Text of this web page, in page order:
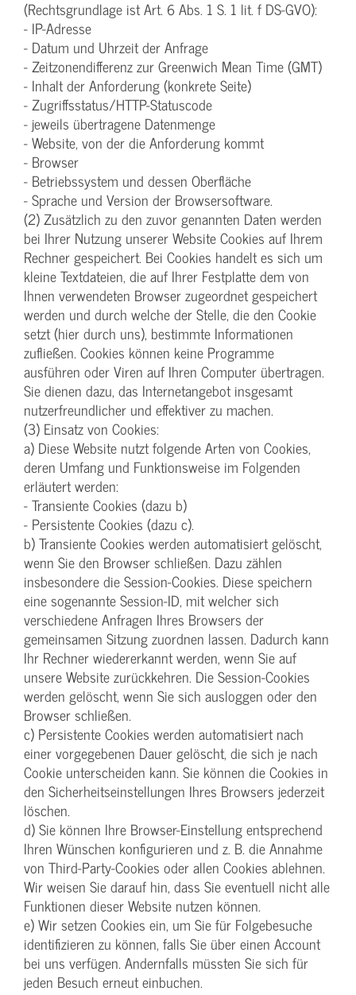
(Rechtsgrundlage ist Art. 6 Abs. 1 S. 1 lit. f DS-GVO):
- IP-Adresse
- Datum und Uhrzeit der Anfrage
- Zeitzonendifferenz zur Greenwich Mean Time (GMT)
- Inhalt der Anforderung (konkrete Seite)
- Zugriffsstatus/HTTP-Statuscode
- jeweils übertragene Datenmenge
- Website, von der die Anforderung kommt
- Browser
- Betriebssystem und dessen Oberfläche
- Sprache und Version der Browsersoftware.
(2) Zusätzlich zu den zuvor genannten Daten werden
bei Ihrer Nutzung unserer Website Cookies auf Ihrem
Rechner gespeichert. Bei Cookies handelt es sich um
kleine Textdateien, die auf Ihrer Festplatte dem von
Ihnen verwendeten Browser zugeordnet gespeichert
werden und durch welche der Stelle, die den Cookie
setzt (hier durch uns), bestimmte Informationen
zufließen. Cookies können keine Programme
ausführen oder Viren auf Ihren Computer übertragen.
Sie dienen dazu, das Internetangebot insgesamt
nutzerfreundlicher und effektiver zu machen.
(3) Einsatz von Cookies:
a) Diese Website nutzt folgende Arten von Cookies,
deren Umfang und Funktionsweise im Folgenden
erläutert werden:
- Transiente Cookies (dazu b)
- Persistente Cookies (dazu c).
b) Transiente Cookies werden automatisiert gelöscht,
wenn Sie den Browser schließen. Dazu zählen
insbesondere die Session-Cookies. Diese speichern
eine sogenannte Session-ID, mit welcher sich
verschiedene Anfragen Ihres Browsers der
gemeinsamen Sitzung zuordnen lassen. Dadurch kann
Ihr Rechner wiedererkannt werden, wenn Sie auf
unsere Website zurückkehren. Die Session-Cookies
werden gelöscht, wenn Sie sich ausloggen oder den
Browser schließen.
c) Persistente Cookies werden automatisiert nach
einer vorgegebenen Dauer gelöscht, die sich je nach
Cookie unterscheiden kann. Sie können die Cookies in
den Sicherheitseinstellungen Ihres Browsers jederzeit
löschen.
d) Sie können Ihre Browser-Einstellung entsprechend
Ihren Wünschen konfigurieren und z. B. die Annahme
von Third-Party-Cookies oder allen Cookies ablehnen.
Wir weisen Sie darauf hin, dass Sie eventuell nicht alle
Funktionen dieser Website nutzen können.
e) Wir setzen Cookies ein, um Sie für Folgebesuche
identifizieren zu können, falls Sie über einen Account
bei uns verfügen. Andernfalls müssten Sie sich für
jeden Besuch erneut einbuchen.